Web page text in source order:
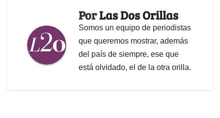
PorLas Dos Orillas
Somos un equipo de periodistas
que queremos mostrar, además
del país de siempre, ese que
está olvidado, el de la otra orilla.